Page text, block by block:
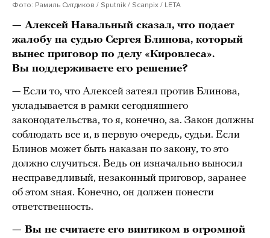
Фото: Рамиль Ситдиков / Sputnik / Scanpix / LETA
— Алексей Навальный сказал, что подает
жалобу на судью Сергея Блинова, который
вынес приговор по делу «Кировлеса».
Вы поддерживаете его решение?
— Если то, что Алексей затеял против Блинова,
укладывается в рамки сегодняшнего
законодательства, то я, конечно, за. Закон должны
соблюдать все и, в первую очередь, судьи. Если
Блинов может быть наказан по закону, то это
должно случиться. Ведь он изначально выносил
несправедливый, незаконный приговор, заранее
об этом зная. Конечно, он должен понести
ответственность.
— Вы не считаете его винтиком в огромной